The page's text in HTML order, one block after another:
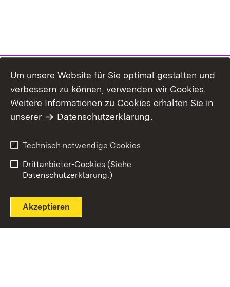
Themenübersicht
Um unsere Website für Sie optimal gestalten und
verbessern zu können, verwenden wir Cookies.
Weitere Informationen zu Cookies erhalten Sie in
unserer
Datenschutzerklärung.
Technisch notwendige Cookies
Drittanbieter-Cookies (Siehe
Datenschutzerklärung.)
Akzeptieren